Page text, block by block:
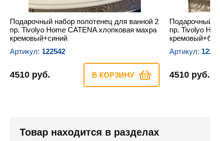
Подарочный набор полотенец для ванной 2
пр. Tivolyo Home CATENA хлопковая махра
кремовый+синий
Артикул: 122542
4510 руб. В КОРЗИНУ
Подарочный
пр. Tivolyo
Артикул:
4510 руб.
Товар находится в разделах